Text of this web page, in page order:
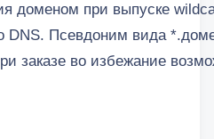
доменом при выпуске
DNS. Псевдоним вида
заказе во избежание